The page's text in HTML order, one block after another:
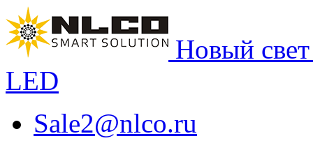
Новый
LED
Sale2@nlco.ru